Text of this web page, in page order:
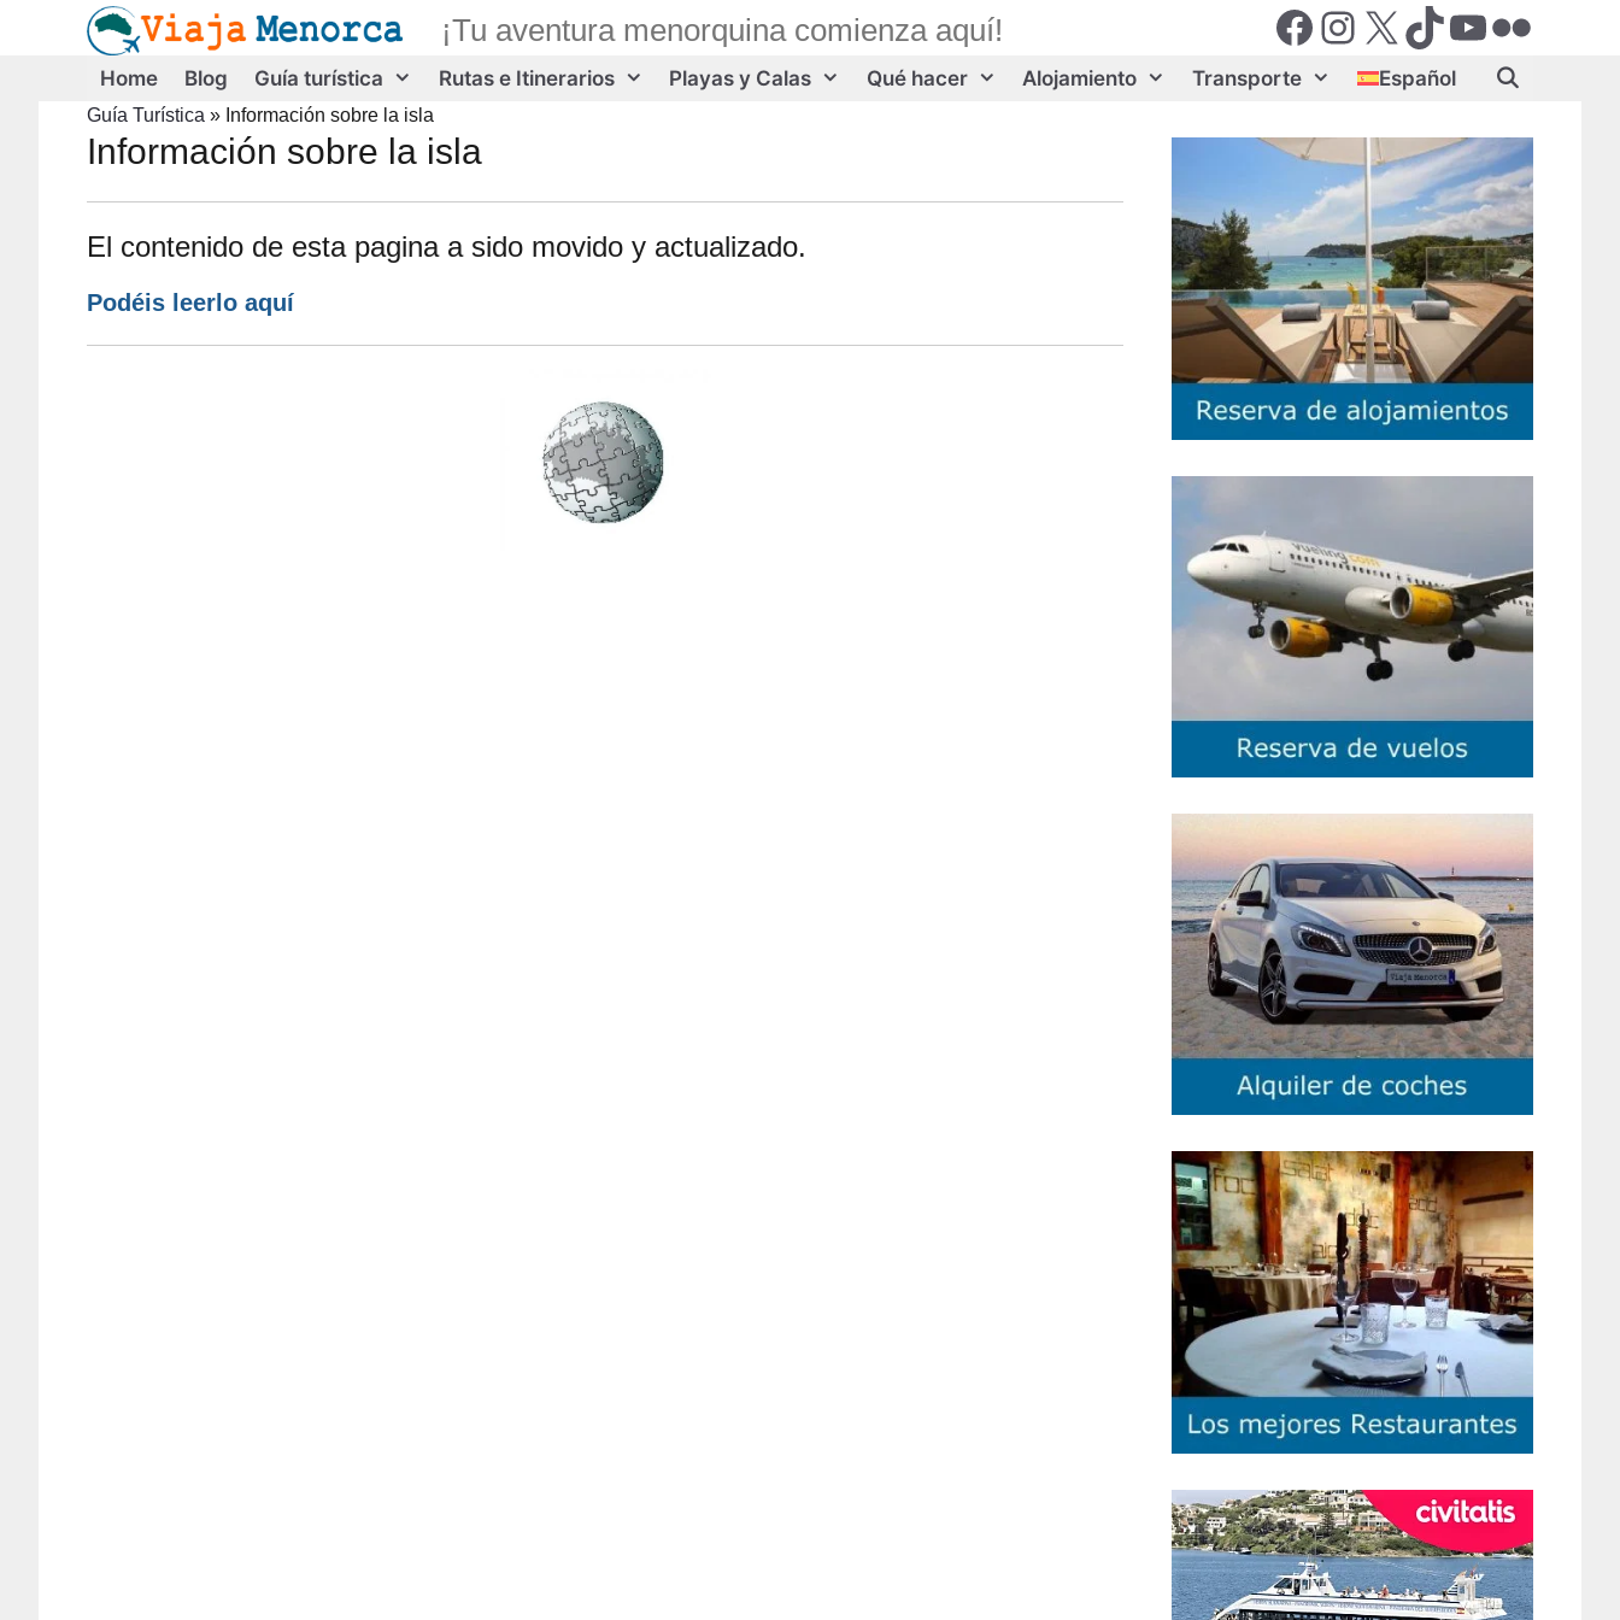
Facebook
Instagram
X (Twiter)
TikTok
YouTube
Flickr
¡Tu aventura menorquina comienza aquí!
Home Blog Guía turística Rutas e Itinerarios Playas y Calas Qué hacer Alojamiento Transporte Español
Guía Turística » Información sobre la isla
Información sobre la isla
El contenido de esta pagina a sido movido y actualizado.
Podéis leerlo aquí